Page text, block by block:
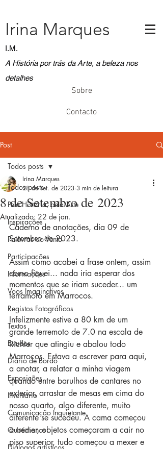
A História por trás da Arte, a beleza nos
detalhes
Irina Marques
I.M.
Sobre
Contacto
Post
Todos posts
Pela História, pela Arte
Inspirações
Palavras ao Vento
Participações
Informações
Voos Imaginativos
Registos Fotográficos
Textos
Estudos
Diário de Bordo
Exposições
Inventário
Comunicação Inquietante
Quotidianos
Todos posts
8 de Setembro de 2023
Irina Marques
28 de set. de 2023 3 min de leitura
Atualizado: 22 de jan.
Caderno de anotações, dia 09 de
Setembro de 2023.
Assim como acabei a frase ontem, assim
como fiquei... nada iria esperar dos
momentos que se iriam suceder... um
terramoto em Marrocos.
Infelizmente estive a 80 km de um
grande terremoto de 7.0 na escala de
Richter que atingiu e abalou todo
Marrocos. Estava a escrever para aqui,
a anotar, a relatar a minha viagem
quando entre barulhos de cantares no
exterior, arrastar de mesas em cima do
nosso quarto, algo diferente, muito
diferente se sucedeu. A cama começou
a tremer, objetos começaram a cair no
piso superior, tudo começou a mexer e